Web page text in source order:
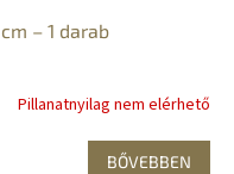
– 1 darab
Pillanatnyilag nem elérhető
BŐVEBBEN